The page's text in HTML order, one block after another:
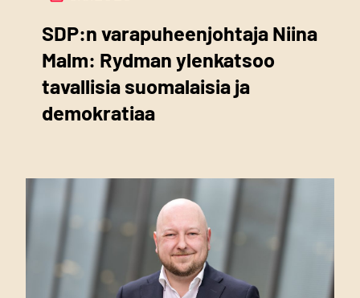
SDP:n varapuheenjohtaja Niina
Malm: Rydman ylenkatsoo
tavallisia suomalaisia ja
demokratiaa